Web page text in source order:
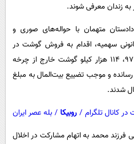
به زندان معرفی شوند.
متهمان با حواله‌های صوری و
سهمیه، اقدام به فروش گوشت در
بازار آزاد نمودند و در سال ۹۷، ۱۱۴ هزار کیلو گوشت خارج از چرخه
و موجب تضییع بیت‌المال به مبلغ
کانال تلگرام / روبیکا / بله عصر ایران
فرزند محمد به اتهام مشارکت در اخلال